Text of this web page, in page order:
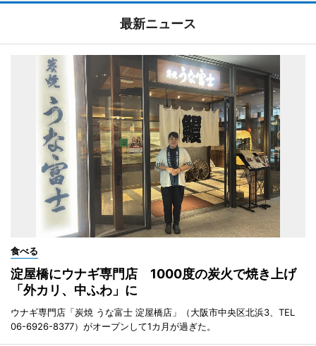
最新ニュース
食べる
淀屋橋にウナギ専門店 1000度の炭火で焼き上げ
「外カリ、中ふわ」に
ウナギ専門店「炭焼 うな富士 淀屋橋店」（大阪市中央区北浜3、TEL
06-6926-8377）がオープンして1カ月が過ぎた。